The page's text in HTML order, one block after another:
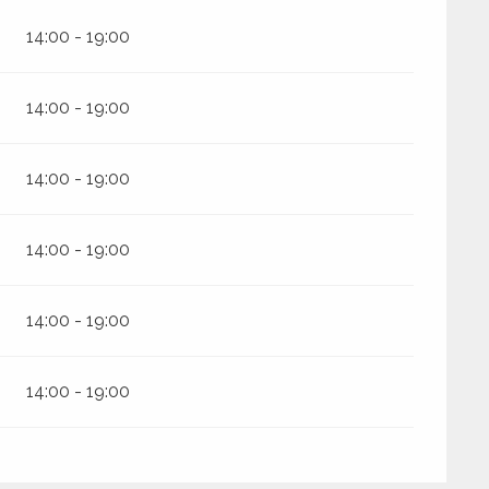
14:00 - 19:00
14:00 - 19:00
14:00 - 19:00
14:00 - 19:00
14:00 - 19:00
14:00 - 19:00